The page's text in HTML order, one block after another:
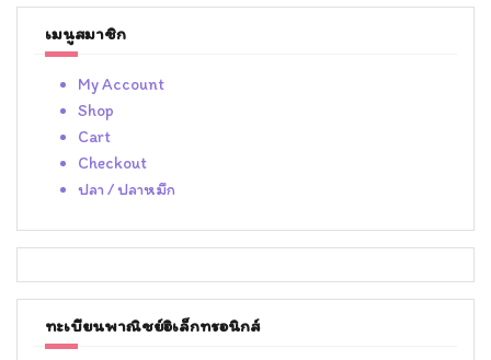
เมนูสมาชิก
My Account
Shop
Cart
Checkout
ปลา / ปลาหมึก
ทะเบียนพาณิชย์อิเล็กทรอนิกส์